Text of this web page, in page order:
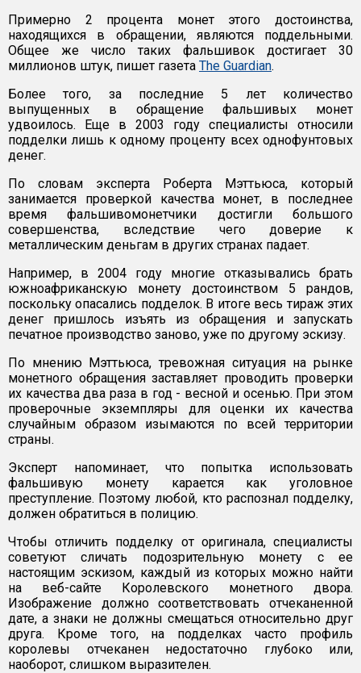
Примерно 2 процента монет этого достоинства,
находящихся в обращении, являются поддельными.
Общее же число таких фальшивок достигает 30
миллионов штук, пишет газета The Guardian.
Более того, за последние 5 лет количество
выпущенных в обращение фальшивых монет
удвоилось. Еще в 2003 году специалисты относили
подделки лишь к одному проценту всех однофунтовых
денег.
По словам эксперта Роберта Мэттьюса, который
занимается проверкой качества монет, в последнее
время фальшивомонетчики достигли большого
совершенства, вследствие чего доверие к
металлическим деньгам в других странах падает.
Например, в 2004 году многие отказывались брать
южноафриканскую монету достоинством 5 рандов,
поскольку опасались подделок. В итоге весь тираж этих
денег пришлось изъять из обращения и запускать
печатное производство заново, уже по другому эскизу.
По мнению Мэттьюса, тревожная ситуация на рынке
монетного обращения заставляет проводить проверки
их качества два раза в год - весной и осенью. При этом
проверочные экземпляры для оценки их качества
случайным образом изымаются по всей территории
страны.
Эксперт напоминает, что попытка использовать
фальшивую монету карается как уголовное
преступление. Поэтому любой, кто распознал подделку,
должен обратиться в полицию.
Чтобы отличить подделку от оригинала, специалисты
советуют сличать подозрительную монету с ее
настоящим эскизом, каждый из которых можно найти
на веб-сайте Королевского монетного двора.
Изображение должно соответствовать отчеканенной
дате, а знаки не должны смещаться относительно друг
друга. Кроме того, на подделках часто профиль
королевы отчеканен недостаточно глубоко или,
наоборот, слишком выразителен.